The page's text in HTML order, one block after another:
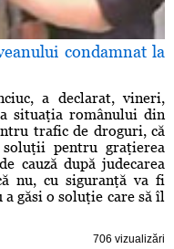
condamnat la
a declarat, vineri,
situaţia românului din
trafic de droguri, că
pentru graţierea
cauză după judecarea
nu, cu siguranţă va fi
găsi o soluţie care să îl
706 vizualizări